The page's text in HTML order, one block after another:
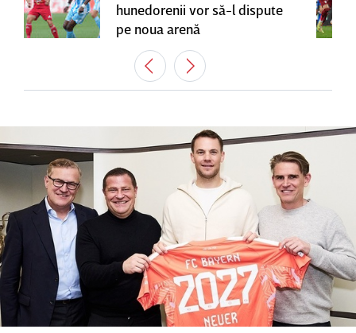
hunedorenii vor să-l dispute
pe noua arenă